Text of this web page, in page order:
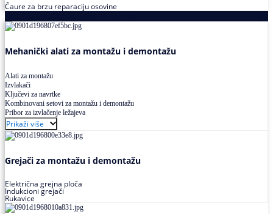
Čaure za brzu reparaciju osovine
Mehanički alati za montažu i demontažu
Alati za montažu
Izvlakači
Ključevi za navrtke
Kombinovani setovi za montažu i demontažu
Pribor za izvlačenje ležajeva
Prikaži više
Grejači za montažu i demontažu
Električna grejna ploča
Indukcioni grejači
Rukavice